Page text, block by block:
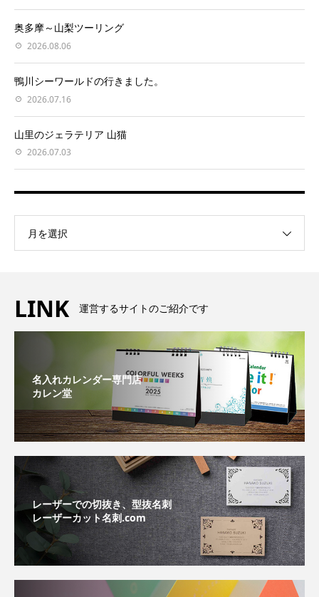
奥多摩～山梨ツーリング
2026.08.06
鴨川シーワールドの行きました。
2026.07.16
山里のジェラテリア 山猫
2026.07.03
月を選択
LINK 運営するサイトのご紹介です
名入れカレンダー専門店
カレン堂
レーザーでの切抜き、型抜名刺
レーザーカット名刺.com